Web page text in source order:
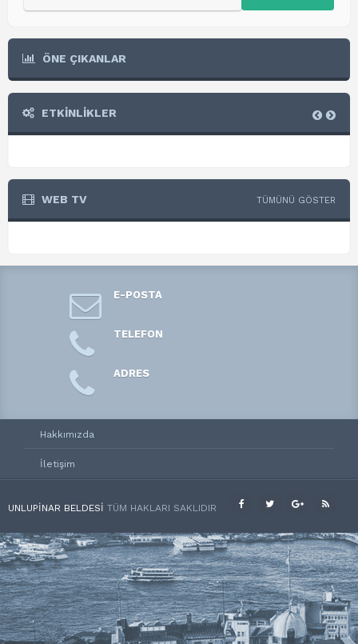
ÖNE ÇIKANLAR
ETKİNLİKLER
WEB TV TÜMÜNÜ GÖSTER
E-POSTA
TELEFON
ADRES
Hakkımızda
İletişim
UNLUPINAR BELDESI TÜM HAKLARI SAKLIDIR